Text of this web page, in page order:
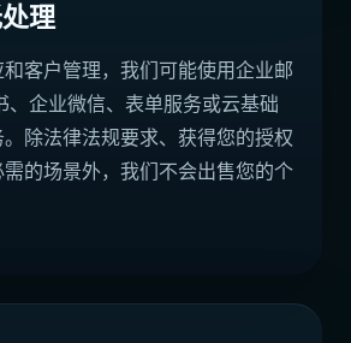
理
客户管理，我们可能使用企业邮
、企业微信、表单服务或云基础
除法律法规要求、获得您的授权
的场景外，我们不会出售您的个